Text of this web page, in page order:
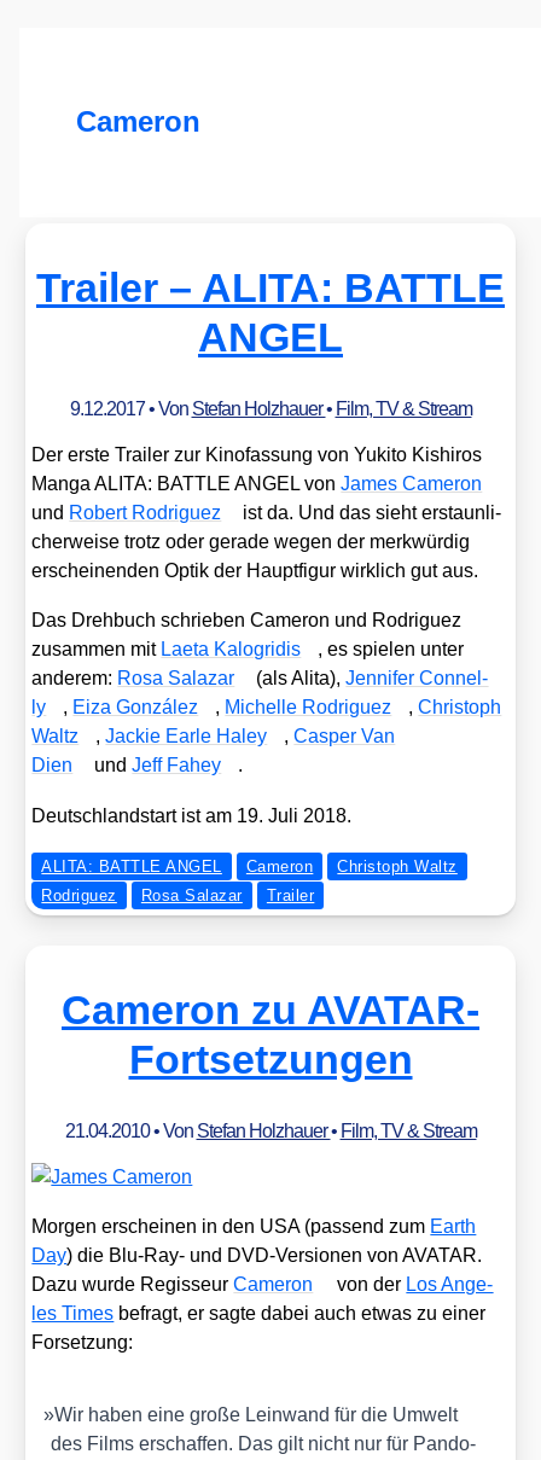
Cameron
Trailer – ALITA: BATTLE
ANGEL
9.12.2017• Von Stefan Holzhauer• Film, TV & Stream
Der ers­te Trai­ler zur Kino­fas­sung von Yuki­to Kishiros
Man­ga ALITA: BATTLE ANGEL vonJames Came­ron
und Robert Rodri­guez
ist da. Und das sieht erstaun­li­
cher­wei­se trotz oder gera­de wegen der merk­wür­dig
erschei­nen­den Optik der Haupt­fi­gur wirk­lich gut aus.
Das Dreh­buch schrie­ben Came­ron und Rodri­guez
zusam­men mit Laeta Kalogri­dis
, es spie­len unter
ande­rem: Rosa Sala­zar (als Ali­ta),Jen­ni­fer Con­nel­
ly
, Eiza Gon­zá­lez , Michel­le Rodri­guez ,Chris­toph
Waltz
,Jackie Ear­le Haley ,Cas­per Van
Dien
undJeff Fahey .
Deutsch­land­start ist am 19. Juli 2018.
ALITA: BATTLE ANGEL Cameron
Christoph Waltz
Rodriguez
Rosa Salazar Trailer
Cameron zu AVATAR-
Fortsetzungen
21.04.2010• Von Stefan Holzhauer• Film, TV & Stream
Mor­gen erschei­nen in den USA (pas­send zum Earth
Day) die Blu-Ray- und DVD-Ver­sio­nen von AVATAR.
Dazu wur­de Regis­seurCame­ron von der Los Ange­
les Times befragt, er sag­te dabei auch etwas zu einer
For­set­zung:
»Wir haben eine gro­ße Lein­wand für die Umwelt
des Films erschaf­fen. Das gilt nicht nur für Pan­do­